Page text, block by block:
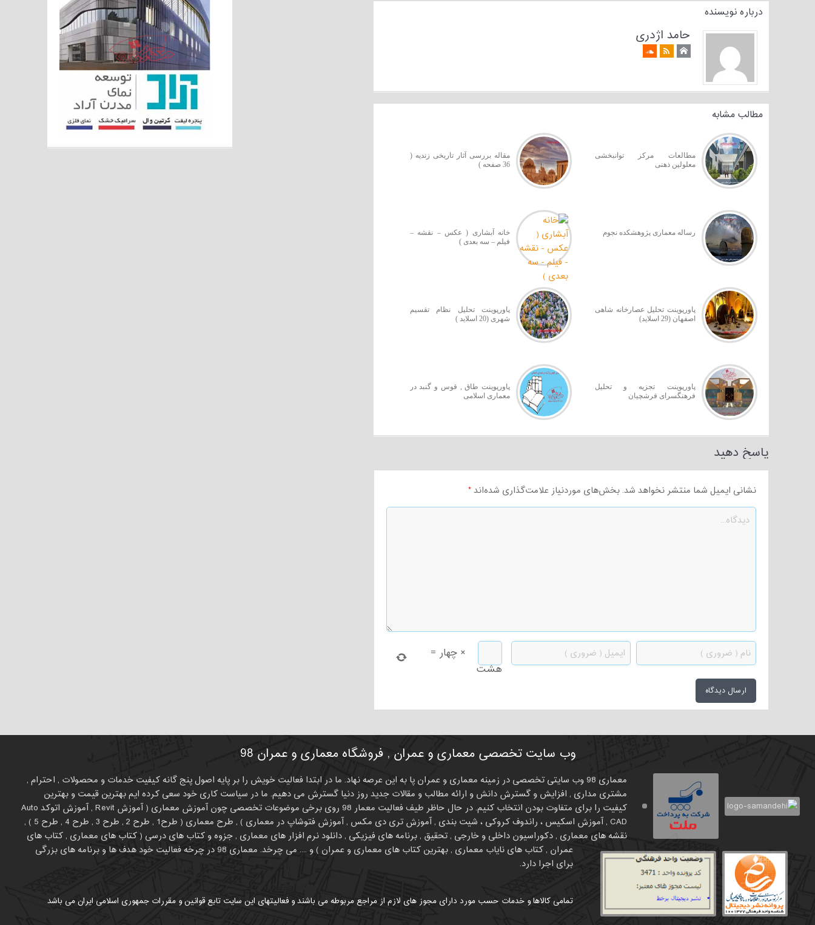
درباره نویسنده
حامد اژدری
مطالب مشابه
مطالعات مرکز توانبخشی
معلولین ذهنی
مقاله بررسی آثار تاریخی زندیه (
36 صفحه )
رساله معماری پژوهشکده نجوم
خانه آبشاری ( عکس – نقشه –
فیلم – سه بعدی )
پاورپوینت تحلیل عصارخانه شاهی
اصفهان (29 اسلاید)
پاورپوینت تحلیل نظام تقسیم
شهری (20 اسلاید )
پاورپوینت تجزیه و تحلیل
فرهنگسرای فرشچیان
پاورپوینت طاق , قوس و گنبد در
معماری اسلامی
پاسخ دهید
نشانی ایمیل شما منتشر نخواهد شد.بخش‌های موردنیاز علامت‌گذاری شده‌اند*
×چهار =
هشت
وب سایت تخصصی معماری و عمران , فروشگاه معماری و عمران 98
معماری 98 وب سایتی تخصصی در زمینه معماری و عمران پا به این عرصه نهاد. ما در ابتدا فعالیت خویش را بر پایه اصول پنج گانه کیفیت خدمات و محصولات , احترام ,
مشتری مداری , افزایش و گسترش دانش و ارائه مطالب و مقالات جدید روز دنیا گسترش می دهیم. ما در سیاست کاری خود سعی کرده ایم بهترین قیمت و بهترین
کیفیت را برای متفاوت بودن انتخاب کنیم. در حال حاظر طیف فعالیت معمار 98 روی برخی موضوعات تخصصی چون آموزش معماری ( آموزش Revit , آموزش اتوکد Auto
CAD , آموزش اسکیس ، راندوف کروکی ، شیت بندی , آموزش تری دی مکس , آموزش فتوشاپ در معماری ) , طرح معماری ( طرح1 , طرح 2 , طرح 3 , طرح 4 , طرح 5 ) ,
نقشه های معماری , دکوراسیون داخلی و خارجی , تحقیق , برنامه های فیزیکی , دانلود نرم افزار های معماری , جزوه و کتاب های درسی ( کتاب های معماری , کتاب های
عمران , کتاب های نایاب معماری , بهترین کتاب های معماری و عمران ) و .... می چرخد. معماری 98 در چرخه فعالیت خود هدف ها و برنامه های بزرگی
برای اجرا دارد.
تمامی کالاها و خدمات حسب مورد دارای مجوز های لازم از مراجع مربوطه می باشند و فعالیتهای این سایت تابع قوانین و مقررات جمهوری اسلامی ایران می باشد